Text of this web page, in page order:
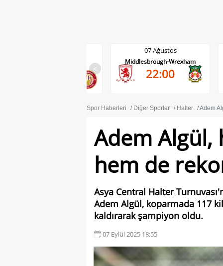
<
07 Ağustos
Middlesbrough-Wrexham
22:00
Spor Haberleri Diğer Sporlar Halter Adem
Adem
hem de
Asya Central Halter
Adem Algül, koparmada 117
kaldırarak şampiyon oldu.
07 Eylül 2025 18:55